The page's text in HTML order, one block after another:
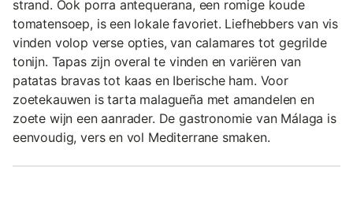
strand. Ook porra antequerana, een romige koude
tomatensoep, is een lokale favoriet. Liefhebbers van vis
vinden volop verse opties, van calamares tot gegrilde
tonijn. Tapas zijn overal te vinden en variëren van
patatas bravas tot kaas en Iberische ham. Voor
zoetekauwen is tarta malagueña met amandelen en
zoete wijn een aanrader. De gastronomie van Málaga is
eenvoudig, vers en vol Mediterrane smaken.